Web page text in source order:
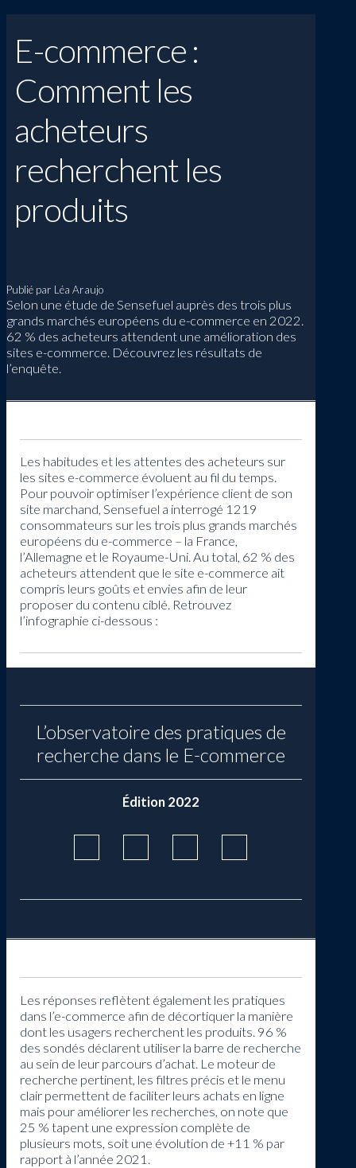
E-commerce :
Comment les
acheteurs
recherchent les
produits
Publié par Léa Araujo
Selon une étude de Sensefuel auprès des trois plus
grands marchés européens du e-commerce en 2022.
62 % des acheteurs attendent une amélioration des
sites e-commerce. Découvrez les résultats de
l’enquête.
Les habitudes et les attentes des acheteurs sur
les sites e-commerce évoluent au fil du temps.
Pour pouvoir optimiser l’expérience client de son
site marchand, Sensefuel a interrogé 1219
consommateurs sur les trois plus grands marchés
européens du e-commerce – la France,
l’Allemagne et le Royaume-Uni. Au total, 62 % des
acheteurs attendent que le site e-commerce ait
compris leurs goûts et envies afin de leur
proposer du contenu ciblé. Retrouvez
l’infographie ci-dessous :
L’observatoire des pratiques de
recherche dans le E-commerce
Édition 2022
Les réponses reflètent également les pratiques
dans l’e-commerce afin de décortiquer la manière
dont les usagers recherchent les produits. 96 %
des sondés déclarent utiliser la barre de recherche
au sein de leur parcours d’achat. Le moteur de
recherche pertinent, les filtres précis et le menu
clair permettent de faciliter leurs achats en ligne
mais pour améliorer les recherches, on note que
25 % tapent une expression complète de
plusieurs mots, soit une évolution de +11 % par
rapport à l’année 2021.